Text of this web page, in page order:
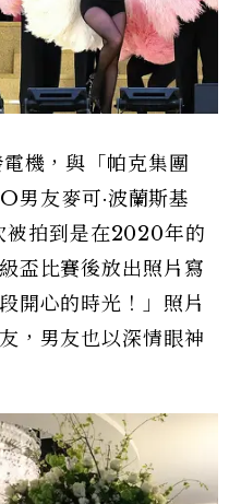
機，與「帕克集團
友麥可·波蘭斯基
拍到是在2020年的
盃比賽後放出照片寫
開心的時光！」照片
，男友也以深情眼神